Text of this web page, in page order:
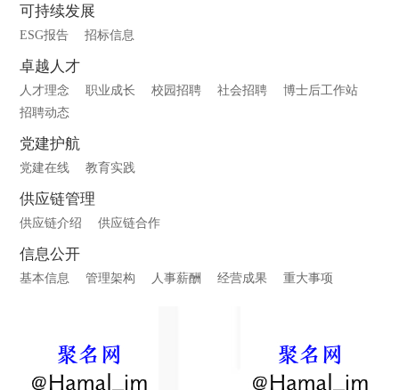
可持续发展
ESG报告 招标信息
卓越人才
人才理念 职业成长 校园招聘 社会招聘
博士后工作站
招聘动态
党建护航
党建在线 教育实践
供应链管理
供应链介绍 供应链合作
信息公开
基本信息 管理架构 人事薪酬 经营成果 重大事项